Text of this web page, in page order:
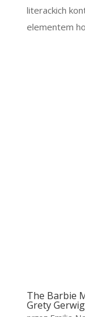
literackich
elementem
The Barbie
Grety Gerwig